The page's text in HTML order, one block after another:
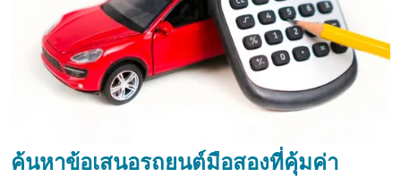
ค้นหาข้อเสนอรถยนต์มือสองที่คุ้มค่า